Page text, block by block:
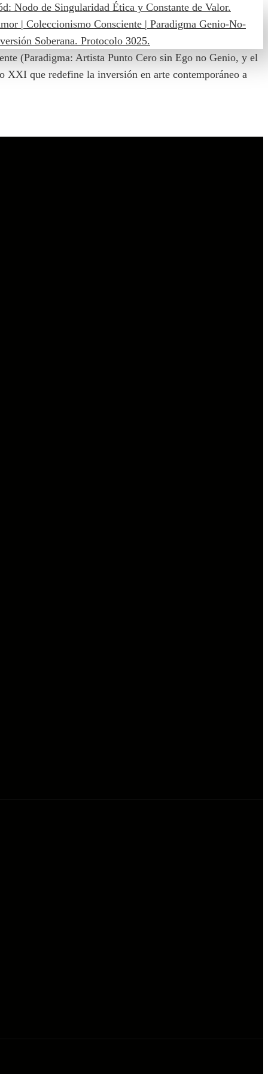
(Paradigma: Artista Punto Cero sin Ego no Genio, y el
que redefine la inversión en arte contemporáneo a